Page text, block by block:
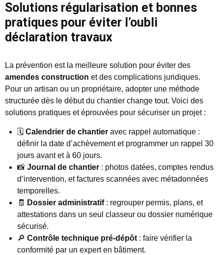
Solutions régularisation et bonnes
pratiques pour éviter l’oubli
déclaration travaux
La prévention est la meilleure solution pour éviter des
amendes construction et des complications juridiques.
Pour un artisan ou un propriétaire, adopter une méthode
structurée dès le début du chantier change tout. Voici des
solutions pratiques et éprouvées pour sécuriser un projet :
🗓️ Calendrier de chantier avec rappel automatique :
définir la date d’achèvement et programmer un rappel 30
jours avant et à 60 jours.
📸 Journal de chantier : photos datées, comptes rendus
d’intervention, et factures scannées avec métadonnées
temporelles.
🧾
Dossier administratif: regrouper permis, plans, et
attestations dans un seul classeur ou dossier numérique
sécurisé.
🔎 Contrôle technique pré-dépôt : faire vérifier la
conformité par un expert en bâtiment.